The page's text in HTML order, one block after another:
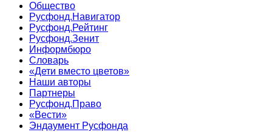
Общество
Русфонд.Навигатор
Русфонд.Рейтинг
Русфонд.Зенит
Информбюро
Словарь
«Дети вместо цветов»
Наши авторы
Партнеры
Русфонд.Право
«Вести»
Эндаумент Русфонда